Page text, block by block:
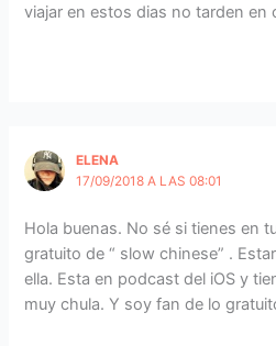
viajar en estos dias no tarden en
ELENA
17/09/2018 A LAS 08:01
Hola buenas. No sé si tienes en
gratuito de “ slow chinese” .
ella. Esta en podcast del iOS y
muy chula. Y soy fan de lo